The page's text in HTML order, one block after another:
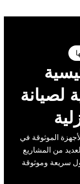
لصيانة
الموثوقة في
من المشاريع
وموثوقة